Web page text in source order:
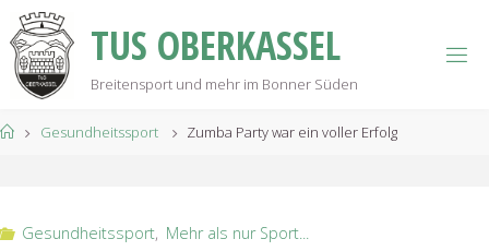
Skip
to
content
TUS OBERKASSEL
Breitensport und mehr im Bonner Süden
HomeGesundheitssport Zumba Party war ein voller Erfolg
Gesundheitssport, Mehr als nur Sport...